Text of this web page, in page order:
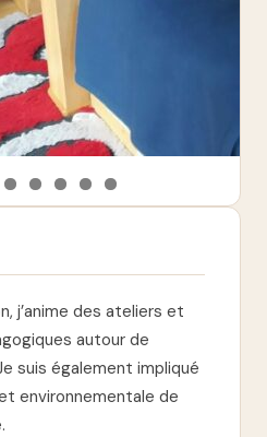
j’anime des ateliers et
autour de
suis également impliqué
environnementale de